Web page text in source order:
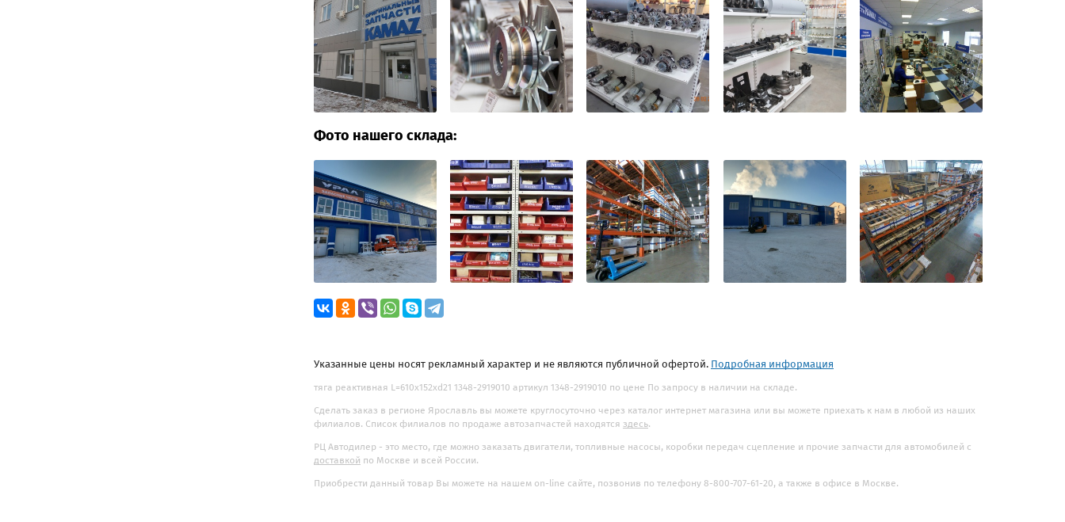
Фото нашего склада:
Указанные цены носят рекламный характер и не являются публичной офертой. Подробная информация
тяга реактивная L=610x152xd21 1348-2919010 артикул 1348-2919010 по цене По запросу в наличии на складе.
Сделать заказ в регионе Ярославль вы можете круглосуточно через каталог интернет магазина или вы можете приехать к нам в любой из наших
филиалов. Список филиалов по продаже автозапчастей находятся здесь.
РЦ Автодилер - это место, где можно заказать двигатели, топливные насосы, коробки передач сцепление и прочие запчасти для автомобилей с
доставкой по Москве и всей России.
Приобрести данный товар Вы можете на нашем on-line сайте, позвонив по телефону 8-800-707-61-20, а также в офисе в Москве.